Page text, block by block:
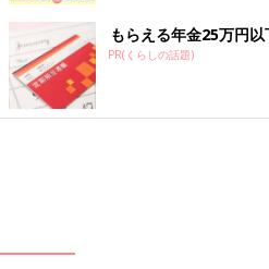
もらえる年金25万円
PR(くらしの話題)